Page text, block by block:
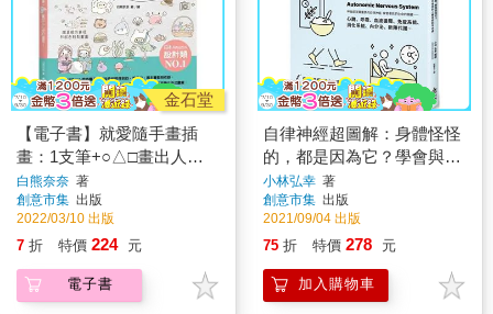
金石堂
【電子書】就愛隨手畫插
畫：1支筆+○△□畫出人人
誇的圖案！
白熊奈奈 著
創意市集 出版
2022/03/10 出版
7 折 特價 224 元
電子書
自律神經超圖解：身體怪怪
的，都是因為它？學會與最
不受控的人體系統和平共處
小林弘幸 著
創意市集 出版
2021/09/04 出版
75 折 特價 278 元
加入購物車